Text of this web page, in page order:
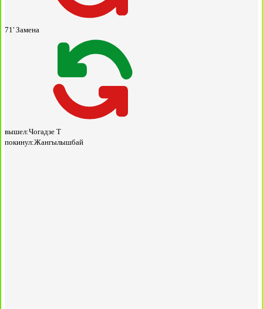
71' Замена
вышел:Чогадзе Т
покинул:Жангылышбай